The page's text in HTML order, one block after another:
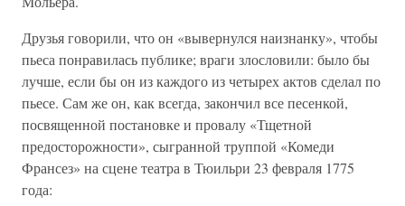
Друзья говорили, что он «вывернулся наизнанку», чтобы
пьеса понравилась публике; враги злословили: было бы
лучше, если бы он из каждого из четырех актов сделал по
пьесе. Сам же он, как всегда, закончил все песенкой,
посвященной постановке и провалу «Тщетной
предосторожности», сыгранной труппой «Комеди
Франсез» на сцене театра в Тюильри 23 февраля 1775
года: